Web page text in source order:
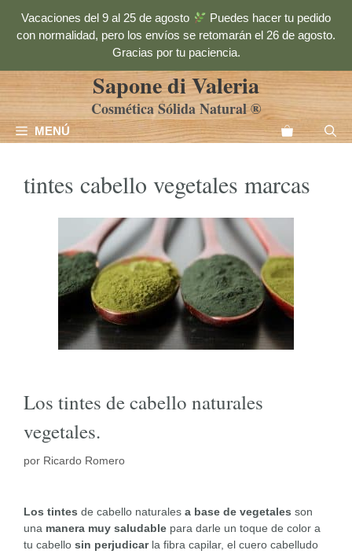
contenido
Vacaciones del 9 al 25 de agosto
Puedes hacer tu pedido
con normalidad, pero los envíos se retomarán el 26 de agosto.
Gracias por tu paciencia.
Sapone di Valeria
Cosmética Sólida Natural ®
MENÚ
tintes cabello vegetales marcas
Los tintes de cabello naturales
vegetales.
por Ricardo Romero
Los tintes de cabello naturales a base de vegetales son
una manera muy saludable para darle un toque de color a
tu cabello sin perjudicarla fibra capilar, el cuero cabelludo